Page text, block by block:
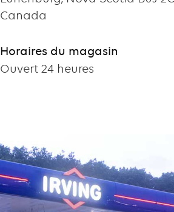
Canada
Horaires du magasin
Ouvert 24 heures